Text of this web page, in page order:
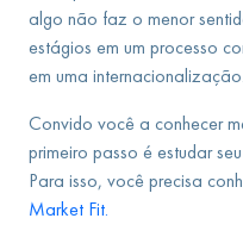
algo não faz o menor
estágios em um processo
em uma internacionalização.
Convido você a conhecer
primeiro passo é estudar
Para isso, você precisa
Market Fit.